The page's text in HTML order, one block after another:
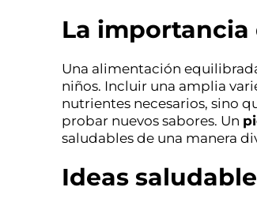
La
Una alimentación
niños. Incluir una amplia
nutrientes necesarios, sino
probar nuevos sabores. Un
saludables de una manera
Ideas